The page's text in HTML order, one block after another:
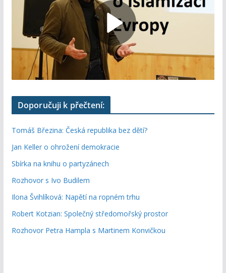
Doporučuji k přečtení:
Tomáš Březina: Česká republika bez dětí?
Jan Keller o ohrožení demokracie
Sbírka na knihu o partyzánech
Rozhovor s Ivo Budilem
Ilona Švihlíková: Napětí na ropném trhu
Robert Kotzian: Společný středomořský prostor
Rozhovor Petra Hampla s Martinem Konvičkou